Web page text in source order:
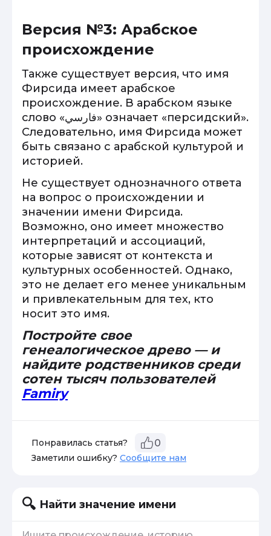
Версия №3: Арабское
происхождение
Также существует версия, что имя
Фирсида имеет арабское
происхождение. В арабском языке
слово «فارسي» означает «персидский».
Следовательно, имя Фирсида может
быть связано с арабской культурой и
историей.
Не существует однозначного ответа
на вопрос о происхождении и
значении имени Фирсида.
Возможно, оно имеет множество
интерпретаций и ассоциаций,
которые зависят от контекста и
культурных особенностей. Однако,
это не делает его менее уникальным
и привлекательным для тех, кто
носит это имя.
Постройте свое
генеалогическое древо — и
найдите родственников среди
сотен тысяч пользователей
Famiry
Понравилась статья? 0
Заметили ошибку? Сообщите нам
Найти значение имени